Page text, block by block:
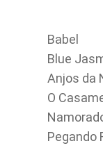
Babel
Blue
Anjos da
O
Pegando